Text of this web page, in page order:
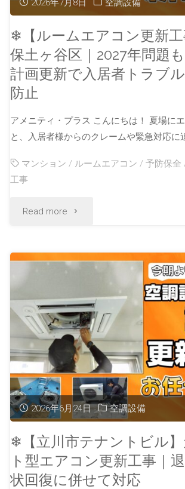
2026年7月8日 空調設備
❄【ルームエアコン更新
保土ヶ谷区｜2027年問題
計画更新で入居者トラブ
防止
アメニティ・プラス こんにちは！ 夏場に
と、入居者様からのクレームや緊急対応に
マンション / ルームエアコン /予防保全
工事
Read more
2026年6月24日 空調設備
❄【立川市テナントビル
ト型エアコン更新工事｜
状回復に併せて対応